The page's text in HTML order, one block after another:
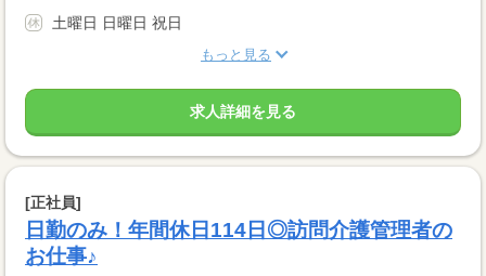
土曜日 日曜日 祝日
もっと見る
求人詳細を見る
[正社員]
日勤のみ！年間休日114日◎訪問介護管理者の
お仕事♪